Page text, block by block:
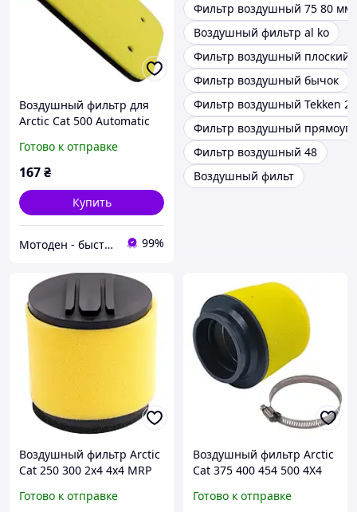
Воздушный фильтр для
Arctic Cat 500 Automatic
0470-663 0470-494
Готово к отправке
167₴
Купить
Мотоден - быстро и надёжно 99%
Фильтр воздушный 75 80 мм
Воздушный фильтр al ko
Фильтр воздушный плоский
Фильтр воздушный бычок
Фильтр воздушный Tekken
Фильтр воздушный
Фильтр воздушный 48
Воздушный фильт
Воздушный фильтр Arctic
Cat 250 300 2x4 4x4 MRP
Готово к отправке
Воздушный фильтр Arctic
Cat 375 400 454 500 4X4
322 (Linhai 36522)
Готово к отправке